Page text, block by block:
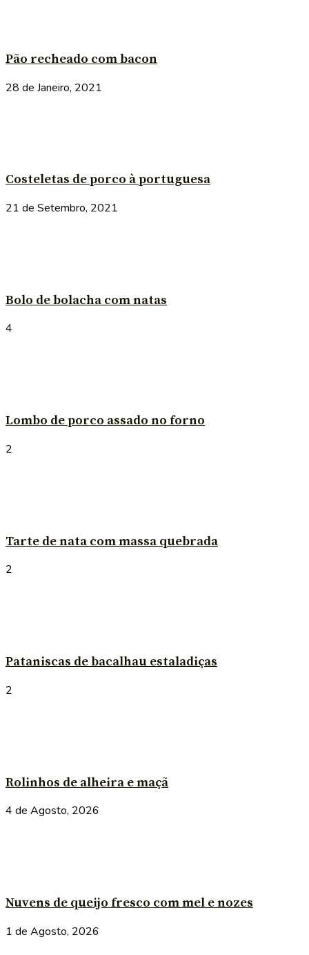
Pão recheado com bacon
28 de Janeiro, 2021
Costeletas de porco à portuguesa
21 de Setembro, 2021
Bolo de bolacha com natas
4
Lombo de porco assado no forno
2
Tarte de nata com massa quebrada
2
Pataniscas de bacalhau estaladiças
2
Rolinhos de alheira e maçã
4 de Agosto, 2026
Nuvens de queijo fresco com mel e nozes
1 de Agosto, 2026